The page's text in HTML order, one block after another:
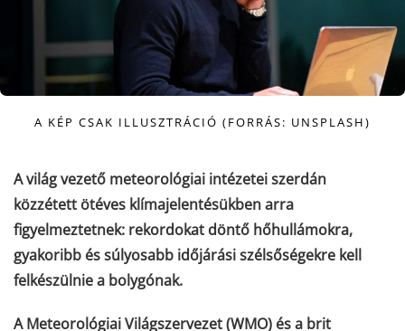
A KÉP CSAK ILLUSZTRÁCIÓ (FORRÁS: UNSPLASH)
A világ vezető meteorológiai intézetei szerdán
közzétett ötéves klímajelentésükben arra
figyelmeztetnek: rekordokat döntő hőhullámokra,
gyakoribb és súlyosabb időjárási szélsőségekre kell
felkészülnie a bolygónak.
A Meteorológiai Világszervezet (WMO) és a brit